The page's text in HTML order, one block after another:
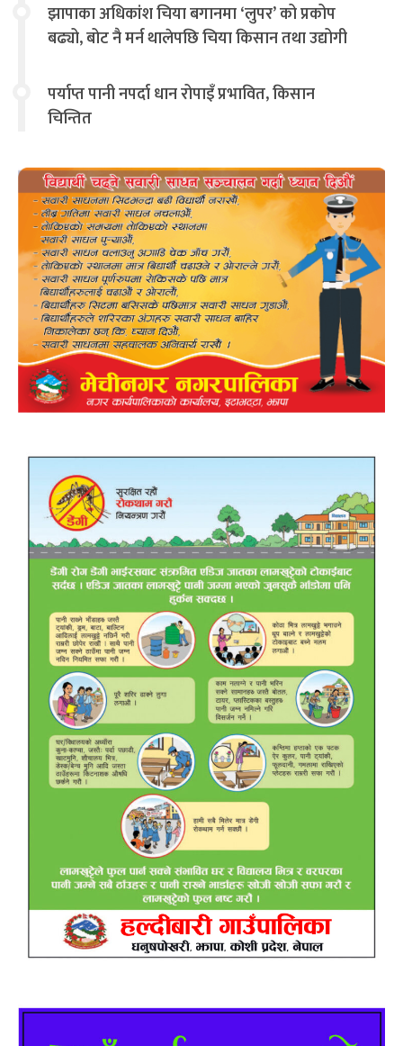
झापाका अधिकांश चिया बगानमा ‘लुपर’ को प्रकोप
बढ्यो, बोट नै मर्न थालेपछि चिया किसान तथा उद्योगी
पर्याप्त पानी नपर्दा धान रोपाइँ प्रभावित, किसान
चिन्तित